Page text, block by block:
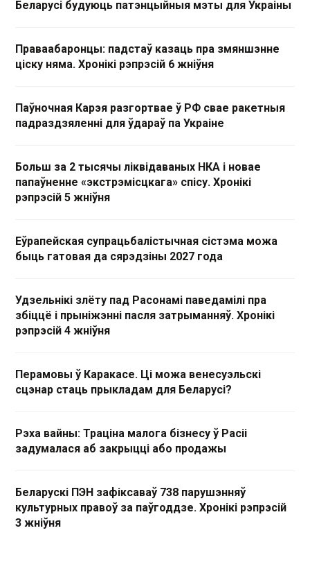
Беларусі будуюць патэнцыйныя мэты для Украіны
Праваабаронцы: падстаў казаць пра змяншэнне
ціску няма. Хронікі рэпрэсій 6 жніўня
Паўночная Карэя разгортвае ў РФ свае ракетныя
падраздзяленні для ўдараў па Украіне
Больш за 2 тысячы ліквідаваных НКА і новае
папаўненне «экстрэмісцкага» спісу. Хронікі
рэпрэсій 5 жніўня
Еўрапейская супрацьбалістычная сістэма можа
быць гатовая да сярэдзіны 2027 года
Удзельнікі злёту пад Расонамі паведамілі пра
збіццё і прыніжэнні пасля затрыманняў. Хронікі
рэпрэсій 4 жніўня
Перамовы ў Каракасе. Ці можа венесуэльскі
сцэнар стаць прыкладам для Беларусі?
Рэха вайны: Траціна малога бізнесу ў Расіі
задумалася аб закрыцці або продажы
Беларускі ПЭН зафіксаваў 738 парушэнняў
культурных правоў за паўгоддзе. Хронікі рэпрэсій
3 жніўня